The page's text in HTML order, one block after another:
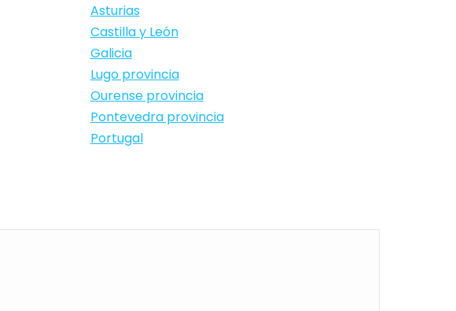
Asturias
Castilla y León
Galicia
Lugo provincia
Ourense provincia
Pontevedra provincia
Portugal